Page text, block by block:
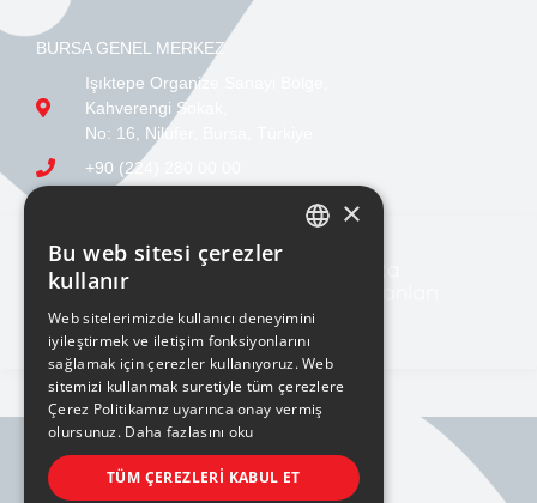
BURSA GENEL MERKEZ
Işıktepe Organize Sanayi Bölge,
Kahverengi Sokak,
No: 16, Nilüfer, Bursa, Türkiye
+90 (224) 280 00 00
KVKK AYDINLATMA METNİ
BILGI TOPLUMU HIZMETLERI
×
Bu web sitesi çerezler
kullanır
Web sitelerimizde kullanıcı deneyimini
iyileştirmek ve iletişim fonksiyonlarını
sağlamak için çerezler kullanıyoruz. Web
sitemizi kullanmak suretiyle tüm çerezlere
Çerez Politikamız uyarınca onay vermiş
olursunuz. Daha fazlasını oku
TÜM ÇEREZLERI KABUL ET